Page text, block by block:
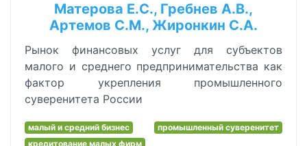
Матерова Е.С., Гребнев А.В.,
Артемов С.М., Жиронкин С.А.
Рынок финансовых услуг для субъектов
малого и среднего предпринимательства как
фактор укрепления промышленного
суверенитета России
малый и средний бизнес
промышленный суверенитет
кредитование малых фирм